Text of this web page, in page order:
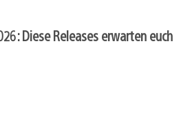
Diese Releases erwarten euch